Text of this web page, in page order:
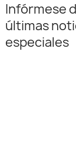
Infórmese
últimas
especiales